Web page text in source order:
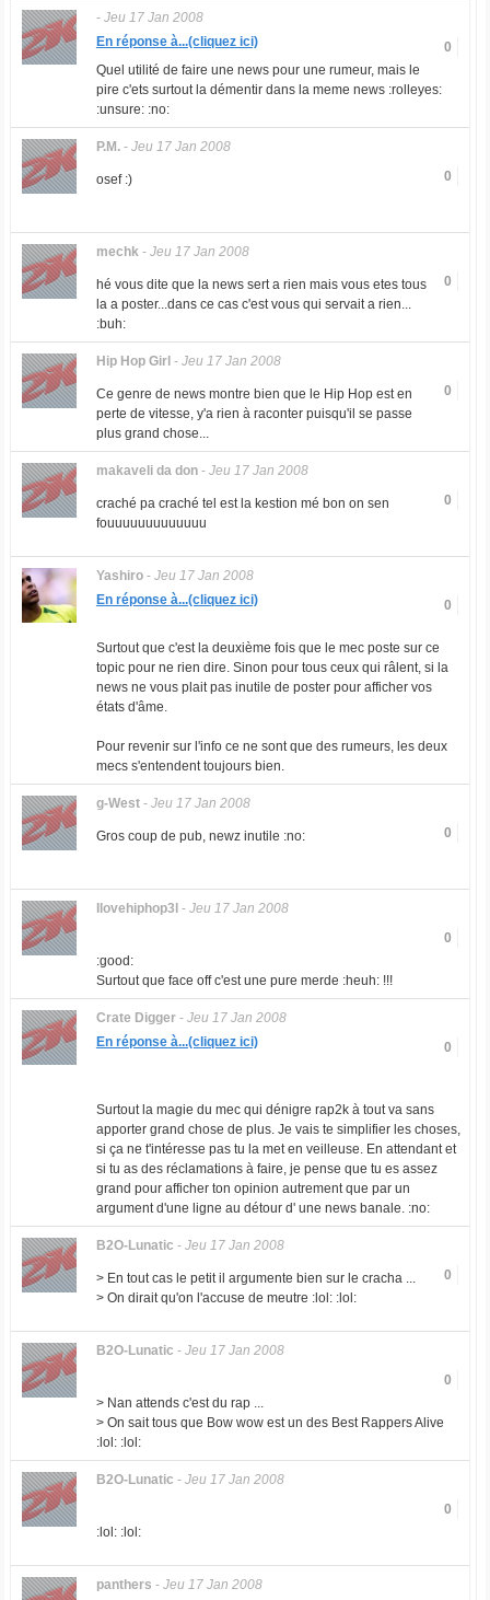
- Jeu 17 Jan 2008
0
En réponse à...(cliquez ici)
Quel utilité de faire une news pour une rumeur, mais le
pire c'ets surtout la démentir dans la meme news :rolleyes:
:unsure: :no:
P.M.- Jeu 17 Jan 2008
0
osef :)
mechk- Jeu 17 Jan 2008
0
hé vous dite que la news sert a rien mais vous etes tous
la a poster...dans ce cas c'est vous qui servait a rien...
:buh:
Hip Hop Girl - Jeu 17 Jan 2008
0
Ce genre de news montre bien que le Hip Hop est en
perte de vitesse, y'a rien à raconter puisqu'il se passe
plus grand chose...
makaveli da don- Jeu 17 Jan 2008
0
craché pa craché tel est la kestion mé bon on sen
fouuuuuuuuuuuuu
Yashiro- Jeu 17 Jan 2008
0
En réponse à...(cliquez ici)
Surtout que c'est la deuxième fois que le mec poste sur ce
topic pour ne rien dire. Sinon pour tous ceux qui râlent, si la
news ne vous plait pas inutile de poster pour afficher vos
états d'âme.
Pour revenir sur l'info ce ne sont que des rumeurs, les deux
mecs s'entendent toujours bien.
g-West- Jeu 17 Jan 2008
0
Gros coup de pub, newz inutile :no:
Ilovehiphop3l - Jeu 17 Jan 2008
0
:good:
Surtout que face off c'est une pure merde :heuh: !!!
Crate Digger- Jeu 17 Jan 2008
0
En réponse à...(cliquez ici)
Surtout la magie du mec qui dénigre rap2k à tout va sans
apporter grand chose de plus. Je vais te simplifier les choses,
si ça ne t'intéresse pas tu la met en veilleuse. En attendant et
si tu as des réclamations à faire, je pense que tu es assez
grand pour afficher ton opinion autrement que par un
argument d'une ligne au détour d' une news banale. :no:
B2O-Lunatic - Jeu 17 Jan 2008
0
> En tout cas le petit il argumente bien sur le cracha ...
> On dirait qu'on l'accuse de meutre :lol: :lol:
B2O-Lunatic - Jeu 17 Jan 2008
0
> Nan attends c'est du rap ...
> On sait tous que Bow wow est un des Best Rappers Alive
:lol: :lol:
B2O-Lunatic - Jeu 17 Jan 2008
0
:lol: :lol:
panthers - Jeu 17 Jan 2008